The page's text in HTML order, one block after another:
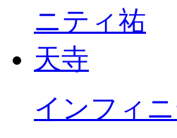
インフィ